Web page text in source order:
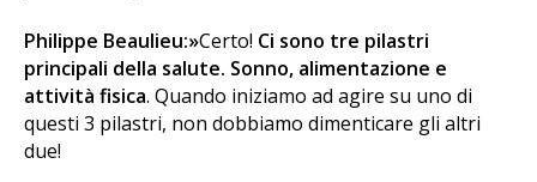
Philippe Beaulieu:»Certo! Ci sono tre pilastri
principali della salute. Sonno, alimentazione e
attività fisica. Quando iniziamo ad agire su uno di
questi 3 pilastri, non dobbiamo dimenticare gli altri
due!